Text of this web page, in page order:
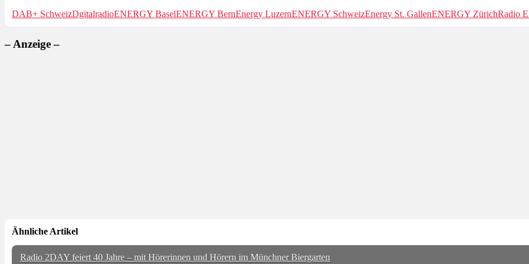
DAB+ SchweizDgitalradioENERGY BaselENERGY BernEnergy LuzernENERGY SchweizEnergy St. GallenENERGY ZürichRadio
– Anzeige –
Ähnliche Artikel
Radio 2DAY feiert 40 Jahre – mit Hörerinnen und Hörern im Münchner Biergarten